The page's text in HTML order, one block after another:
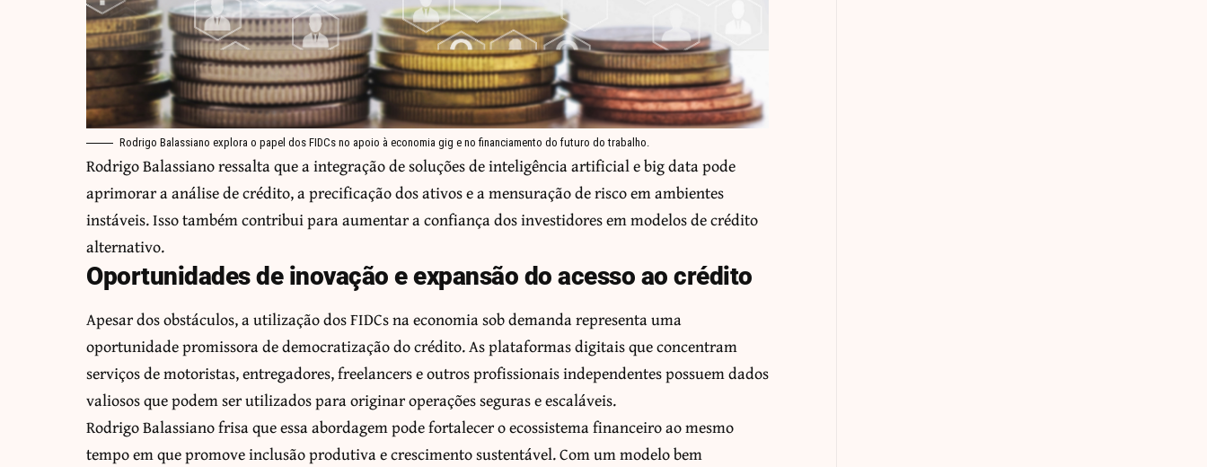
Rodrigo Balassiano explora o papel dos FIDCs no apoio à economia gig e no financiamento do futuro do trabalho.
Rodrigo Balassiano ressalta que a integração de soluções de inteligência artificial e big data pode
aprimorar a análise de crédito, a precificação dos ativos e a mensuração de risco em ambientes
instáveis. Isso também contribui para aumentar a confiança dos investidores em modelos de crédito
alternativo.
Oportunidades de inovação e expansão do acesso ao crédito
Apesar dos obstáculos, a utilização dos FIDCs na economia sob demanda representa uma
oportunidade promissora de democratização do crédito. As plataformas digitais que concentram
serviços de motoristas, entregadores, freelancers e outros profissionais independentes possuem dados
valiosos que podem ser utilizados para originar operações seguras e escaláveis.
Rodrigo Balassiano frisa que essa abordagem pode fortalecer o ecossistema financeiro ao mesmo
tempo em que promove inclusão produtiva e crescimento sustentável. Com um modelo bem